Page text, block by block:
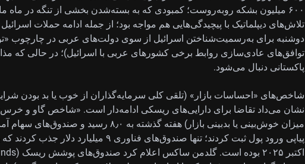
۶۰۰ میلیون بشکه روبه‌روست؛ کمبودی که به بسته‌شدن بخشی از تنگه در
تلاش‌های دیپلماتیک با پیچیدگی‌هایی هم مواجه بود؛ از جمله ادامه حملات
دوشنبه برای به‌رسمیت‌شناختن اسرائیل از سوی دولت‌های عربی در چارچوب
توافق‌های عادی‌سازی روابط برخی کشورهای عربی با اسرائیل)؛ در حالی‌ که
پاکستانی دنبال می‌شود.
شاخص‌های «احساسات بازار» (تلقی کلی سرمایه‌گذاران از خوب یا بد بودن
نشان می‌داد تقاضا برای دارایی‌های ریسکی ادامه‌دار است. «شاخص گاو و خرس»
میزان خوش‌بینی یا بدبینی بازار) هفته گذشته به ۸٫۰
پیاپی ورود پول ثبت کردند؛ تنها صندوق‌های فناوری